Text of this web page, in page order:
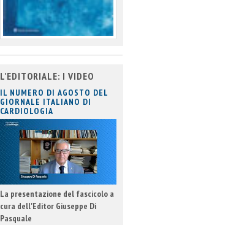
L'EDITORIALE: I VIDEO
IL NUMERO DI AGOSTO DEL
GIORNALE ITALIANO DI
CARDIOLOGIA
La presentazione del fascicolo a
cura dell'Editor Giuseppe Di
Pasquale